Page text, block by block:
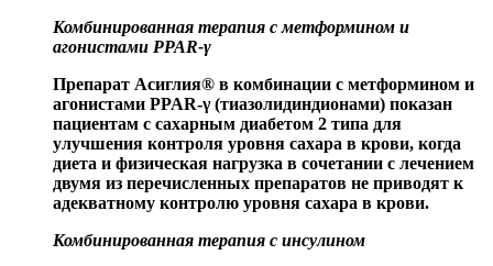
Комбинированная терапия с метформином и
агонистами PPAR-γ
Препарат Асиглия® в комбинации с метформином и
агонистами PPAR-γ (тиазолидиндионами) показан
пациентам с сахарным диабетом 2 типа для
улучшения контроля уровня сахара в крови, когда
диета и физическая нагрузка в сочетании с лечением
двумя из перечисленных препаратов не приводят к
адекватному контролю уровня сахара в крови.
Комбинированная терапия с инсулином